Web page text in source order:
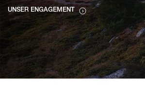
UNSER ENGAGEMENT